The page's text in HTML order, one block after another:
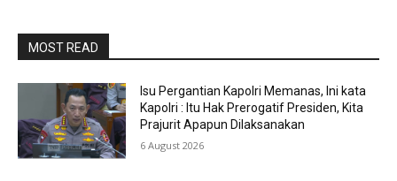
MOST READ
Isu Pergantian Kapolri Memanas, Ini kata
Kapolri : Itu Hak Prerogatif Presiden, Kita
Prajurit Apapun Dilaksanakan
6 August 2026